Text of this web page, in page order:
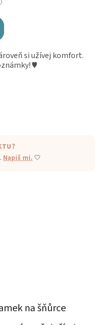
si užívej komfort.
♥
Napiš mi. 🤍
na šňůrce